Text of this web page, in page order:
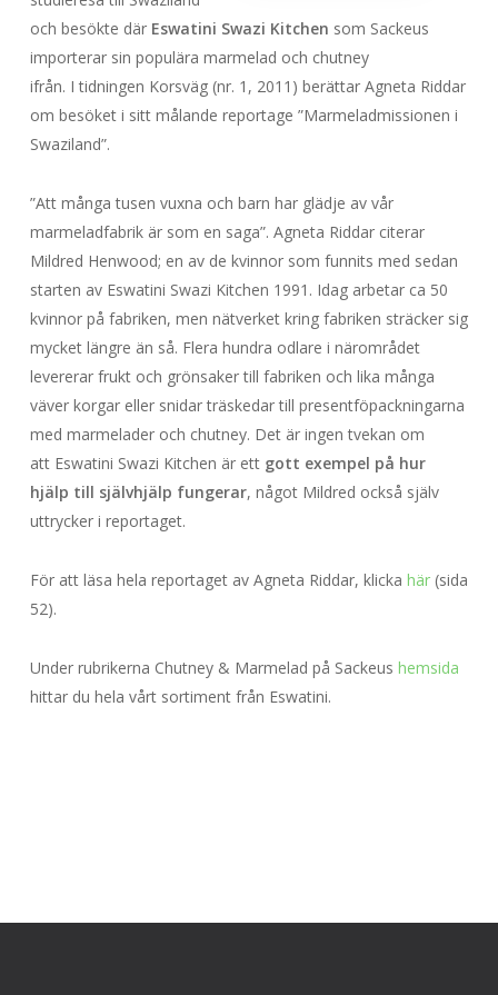
och besökte därEswatini Swazi Kitchen som Sackeus
importerar sin populära marmelad och chutney
ifrån. I tidningen Korsväg (nr. 1, 2011) berättar Agneta Riddar
om besöket i sitt målande reportage ”Marmeladmissionen i
Swaziland”.
”Att många tusen vuxna och barn har glädje av vår
marmeladfabrik är som en saga”. Agneta Riddar citerar
Mildred Henwood; en av de kvinnor som funnits med sedan
starten av Eswatini Swazi Kitchen 1991. Idag arbetar ca 50
kvinnor på fabriken, men nätverket kring fabriken sträcker sig
mycket längre än så. Flera hundra odlare i närområdet
levererar frukt och grönsaker till fabriken och lika många
väver korgar eller snidar träskedar till presentföpackningarna
med marmelader och chutney. Det är ingen tvekan om
att Eswatini Swazi Kitchen är ett gott exempel på hur
hjälp till självhjälp fungerar, något Mildred också själv
uttrycker i reportaget.
För att läsa hela reportaget av Agneta Riddar, klicka här(sida
52).
Under rubrikerna Chutney & Marmelad på Sackeus hemsida
hittar du hela vårt sortiment från Eswatini.